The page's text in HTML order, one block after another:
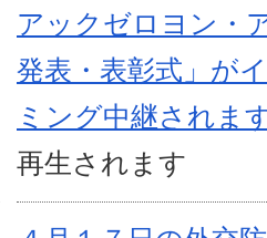
アックゼロヨン・
発表・表彰式」が
ミング中継されま
再生されます